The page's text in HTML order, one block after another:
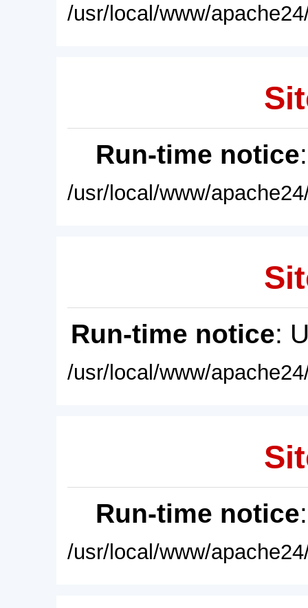
/usr/local/www/
Run-time notice
/usr/local/www/
Run-time notice:
/usr/local/www/
Run-time notice
/usr/local/www/